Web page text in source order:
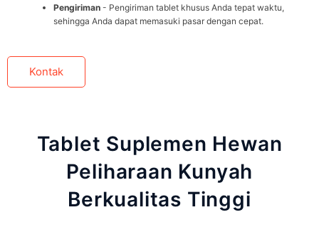
Pengiriman - Pengiriman tablet khusus Anda tepat waktu,
sehingga Anda dapat memasuki pasar dengan cepat.
Kontak
Tablet Suplemen Hewan
Peliharaan Kunyah
Berkualitas Tinggi